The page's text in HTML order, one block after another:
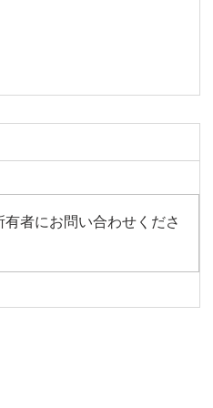
ご当地グルメの日で
者にお問い合わせくださ